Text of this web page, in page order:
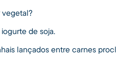
de soja.
lançados entre carnes